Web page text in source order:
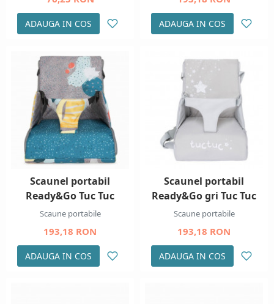
ADAUGA IN COS ADAUGA IN COS
Scaunel portabil
Ready&Go Tuc Tuc
Scaune portabile
193,18 RON
ADAUGA IN COS
Scaunel portabil
Ready&Go gri Tuc Tuc
Scaune portabile
193,18 RON
ADAUGA IN COS